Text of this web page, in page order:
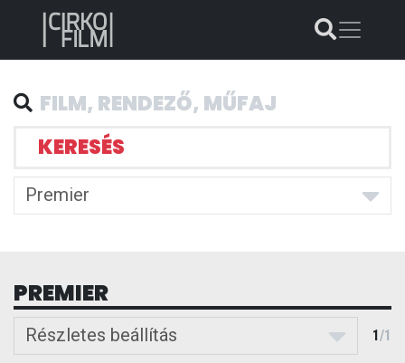
KERESÉS
Premier
PREMIER
Részletes beállítás 1/1